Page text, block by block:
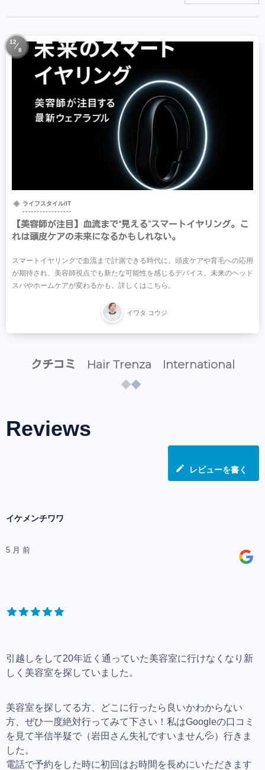
ライフスタイル/IT
【美容師が注目】血流まで“見える”スマートイヤリング。こ
れは頭皮ケアの未来になるかもしれない。
スマートイヤリングで血流まで計測できる時代に。頭皮ケアや育毛への応用
が期待され、美容師視点でも新たな可能性を感じるデバイス。未来のヘッド
スパやホームケアが変わるかも。詳しくはこちら。
イワタ コウジ
12
8
クチコミ Hair Trenza International
Reviews
レビューを書く
イケメンチワワ
5 月 前
引越しをして20年近く通っていた美容室に行けなくなり新
しく美容室を探していました。
美容室を探してる方、どこに行ったら良いかわからない
方、ぜひ一度絶対行ってみて下さい！私はGoogleの口コミ
を見て半信半疑で（岩田さん失礼ですいません💦）行きま
した。
電話で予約をした時に初回はお時間を長めにいただきます